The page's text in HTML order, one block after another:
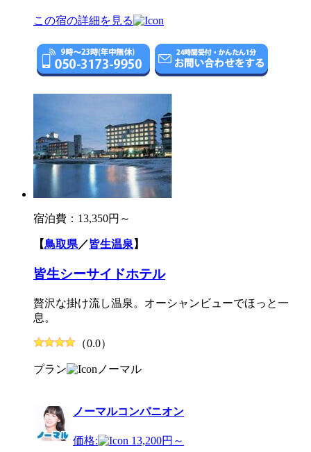
この宿の詳細を見る
宿泊費： 13,350円～
【鳥取県／皆生温泉 】
皆生シーサイドホテル
贅沢な掛け流し温泉。オーシャンビューでほっと一
息。
（0.0）
プラン ノーマル
ノーマルコンパニオン
価格: 13,200円～